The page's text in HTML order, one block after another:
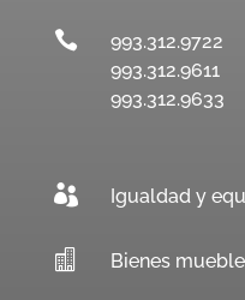

993.312.9722
993.312.9611
993.312.9633
 Igualdad y
 Bienes